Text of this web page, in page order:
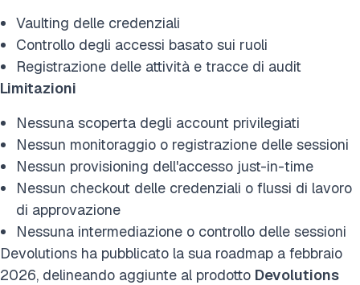
Vaulting delle credenziali
Controllo degli accessi basato sui ruoli
Registrazione delle attività e tracce di audit
Limitazioni
Nessuna scoperta degli account privilegiati
Nessun monitoraggio o registrazione delle sessioni
Nessun provisioning dell'accesso just-in-time
Nessun checkout delle credenziali o flussi di lavoro
di approvazione
Nessuna intermediazione o controllo delle sessioni
Devolutions ha pubblicato la sua roadmap a febbraio
2026, delineando aggiunte al prodotto Devolutions